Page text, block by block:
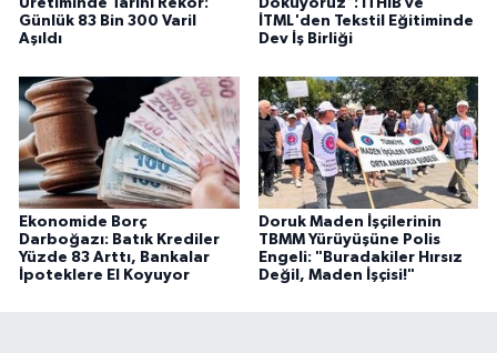
Üretiminde Tarihi Rekor:
Günlük 83 Bin 300 Varil
Aşıldı
Dokuyoruz": İTHİB ve
İTML'den Tekstil Eğitiminde
Dev İş Birliği
Ekonomide Borç
Darboğazı: Batık Krediler
Yüzde 83 Arttı, Bankalar
İpoteklere El Koyuyor
Doruk Maden İşçilerinin
TBMM Yürüyüşüne Polis
Engeli: "Buradakiler Hırsız
Değil, Maden İşçisi!"